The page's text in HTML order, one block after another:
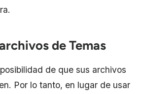
de Temas
de que sus archivos
Por lo tanto, en lugar de usar